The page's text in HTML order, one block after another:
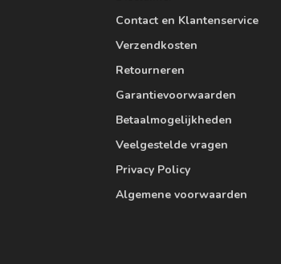
Contact en Klantenservice
Verzendkosten
Retourneren
Garantievoorwaarden
Betaalmogelijkheden
Veelgestelde vragen
Privacy Policy
Algemene voorwaarden